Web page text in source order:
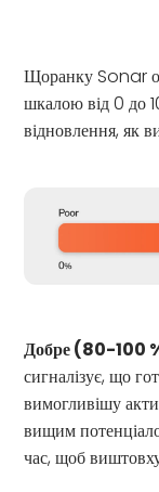
Щоранку Sonar
шкалою від 0 до
відновлення, як
Добре (80-100
сигналізує, що
вимогливішу
вищим
час, щоб